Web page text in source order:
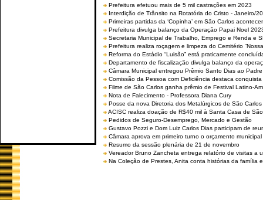
Prefeitura efetuou mais de 5 mil castrações em 2023
Interdição de Trânsito na Rotatória do Cristo - Janeiro/
Primeiras partidas da ‘Copinha’ em São Carlos
Prefeitura divulga balanço da Operação Papai Noel
Secretaria Municipal de Trabalho, Emprego e Renda e
Prefeitura realiza roçagem e limpeza do Cemitério
Reforma do Estádio “Luisão” está praticamente
Departamento de fiscalização divulga balanço da
Câmara Municipal entregou Prêmio Santo Dias ao
Comissão da Pessoa com Deficiência destaca
Filme de São Carlos ganha prêmio de Festival Latino-
Nota de Falecimento - Professora Diana Cury
Posse da nova Diretoria dos Metalúrgicos de São
ACISC realiza doação de R$40 mil à Santa Casa de
Pedidos de Seguro-Desemprego, Mercado e Gestão
Gustavo Pozzi e Dom Luiz Carlos Dias participam de
Câmara aprova em primeiro turno o orçamento
Resumo da sessão plenária de 21 de novembro
Vereador Bruno Zancheta entrega relatório de visitas a
Na Coleção de Prestes, Anita conta histórias da família